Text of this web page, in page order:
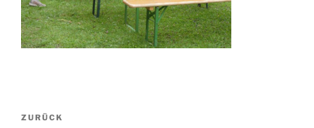
Beitragsnavigation
Vorheriger
ZURÜCK